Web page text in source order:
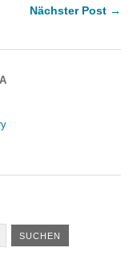
Nächster Post →